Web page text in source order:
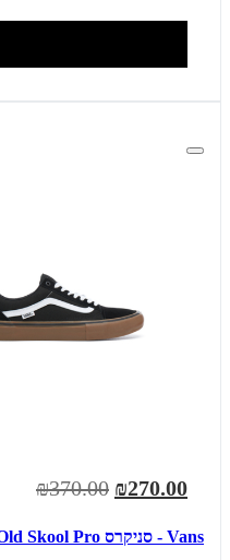
₪270.00
₪370.00
Vans - סניקרס Old Skool Pro